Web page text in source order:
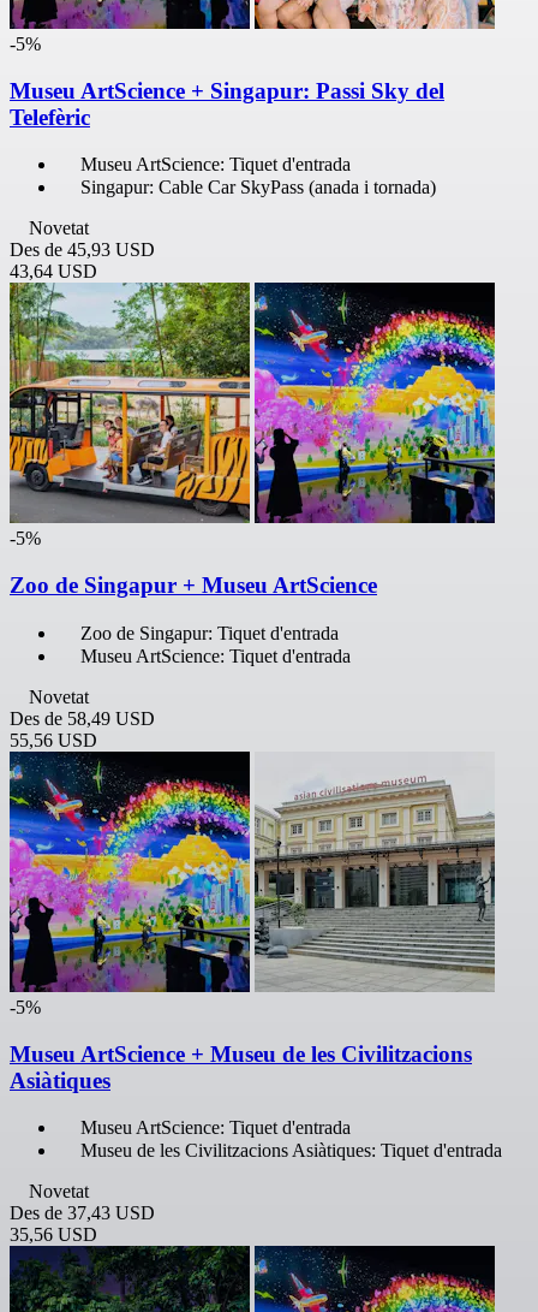
-5%
Museu ArtScience + Singapur: Passi Sky del
Telefèric
Museu ArtScience: Tiquet d'entrada
Singapur: Cable Car SkyPass (anada i tornada)
Novetat
Des de 45,93 USD
43,64 USD
-5%
Zoo de Singapur + Museu ArtScience
Zoo de Singapur: Tiquet d'entrada
Museu ArtScience: Tiquet d'entrada
Novetat
Des de 58,49 USD
55,56 USD
-5%
Museu ArtScience + Museu de les Civilitzacions
Asiàtiques
Museu ArtScience: Tiquet d'entrada
Museu de les Civilitzacions Asiàtiques: Tiquet d'entrada
Novetat
Des de 37,43 USD
35,56 USD